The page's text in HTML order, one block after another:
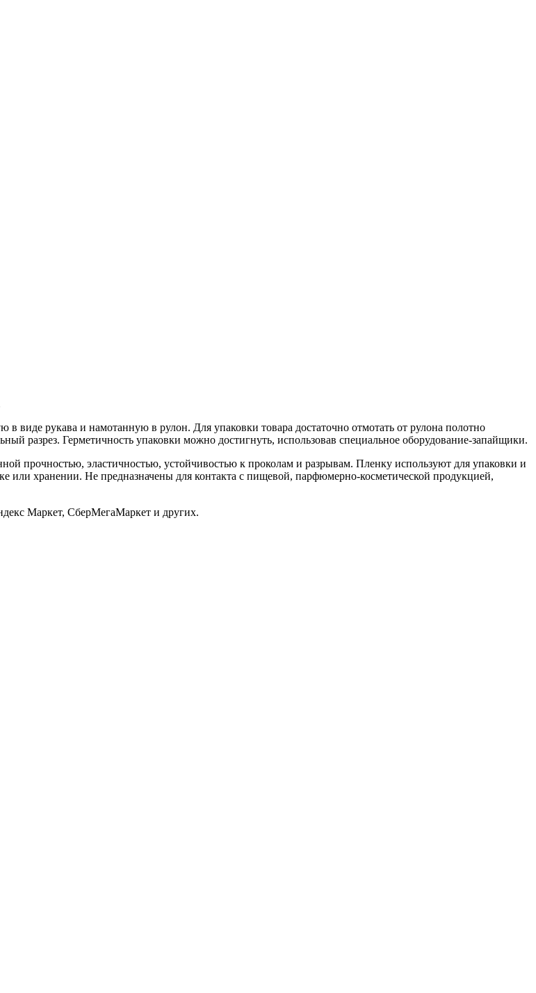
виде рукава и намотанную в рулон. Для упаковки товара достаточно отмотать от рулона полотно
разрез. Герметичность упаковки можно достигнуть, использовав специальное оборудование-запайщики.
прочностью, эластичностью, устойчивостью к проколам и разрывам. Пленку используют для упаковки и
или хранении. Не предназначены для контакта с пищевой, парфюмерно-косметической продукцией,
Маркет, СберМегаМаркет и других.